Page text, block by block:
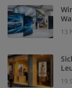
13
19